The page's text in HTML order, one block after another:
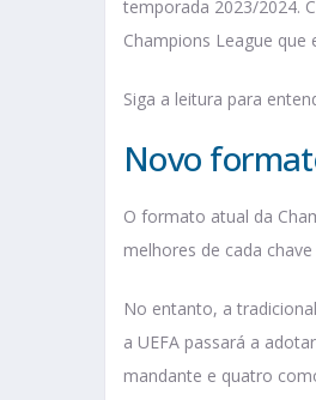
temporada 2023/2024.
Champions League
Siga a leitura para
Novo
O formato atual da
melhores de cada
No entanto, a
a UEFA passará a
mandante e quatro